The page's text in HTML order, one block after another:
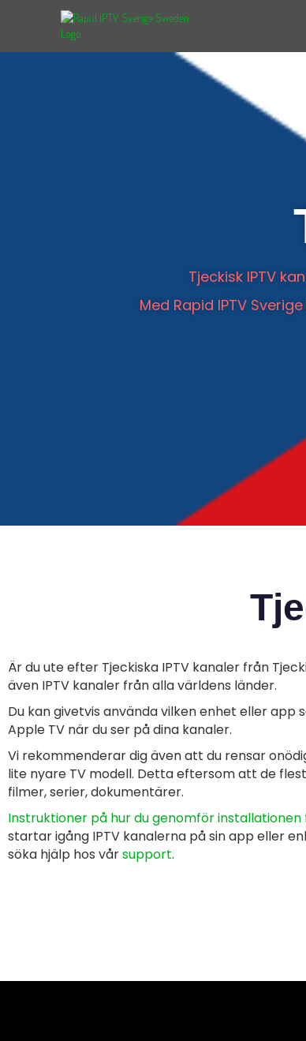
Tjeckisk IPTV
Med Rapid IPTV
Är du ute efter Tjeckiska IPTV kanaler från
även IPTV kanaler från alla världens länder.
Du kan givetvis använda vilken enhet eller app
Apple TV när du ser på dina kanaler.
Vi rekommenderar dig även att du rensar
lite nyare TV modell. Detta eftersom att de
filmer, serier, dokumentärer.
Instruktioner på hur du genomför installationen
startar igång IPTV kanalerna på sinapp eller
söka hjälp hos vårsupport.